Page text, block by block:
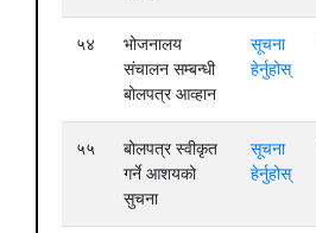
५४
भोजनालय
संचालन सम्बन्धी
बोलपत्र आव्हान
सूचना
हेर्नुहोस्
५५
बोलपत्र स्वीकृत
गर्ने आशयको
सुचना
सूचना
हेर्नुहोस्